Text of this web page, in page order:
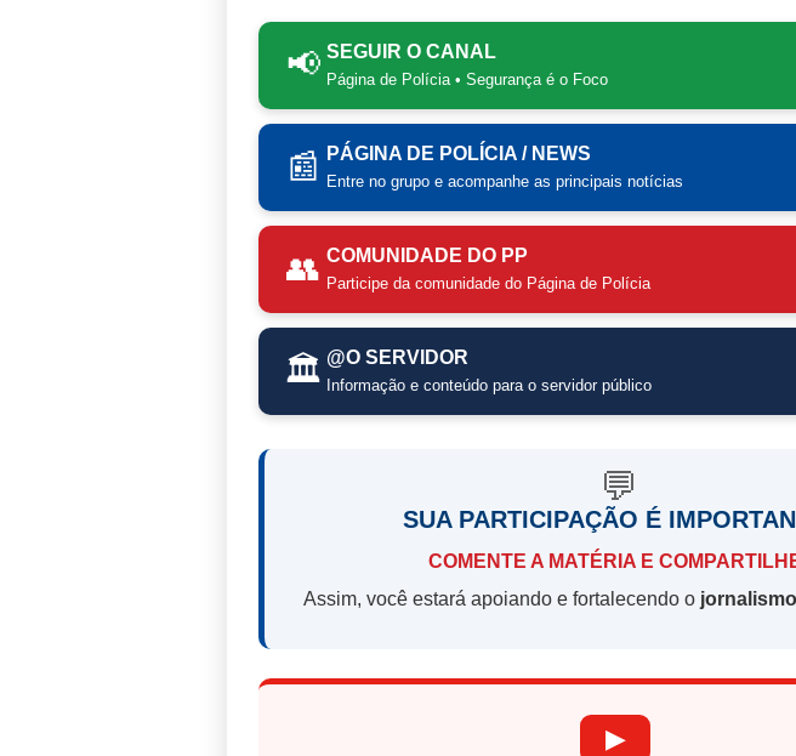
📢 SEGUIR O CANAL
Página de Polícia • Segurança é o Foco
📰 PÁGINA DE POLÍCIA / NEWS
Entre no grupo e acompanhe as principais notícias
👥 COMUNIDADE DO PP
Participe da comunidade do Página de Polícia
🏛️ @O SERVIDOR
Informação e conteúdo para o servidor público
💬
SUA PARTICIPAÇÃO É
COMENTE A MATÉRIA E
Assim, você estará apoiando e fortalecendo o
▶